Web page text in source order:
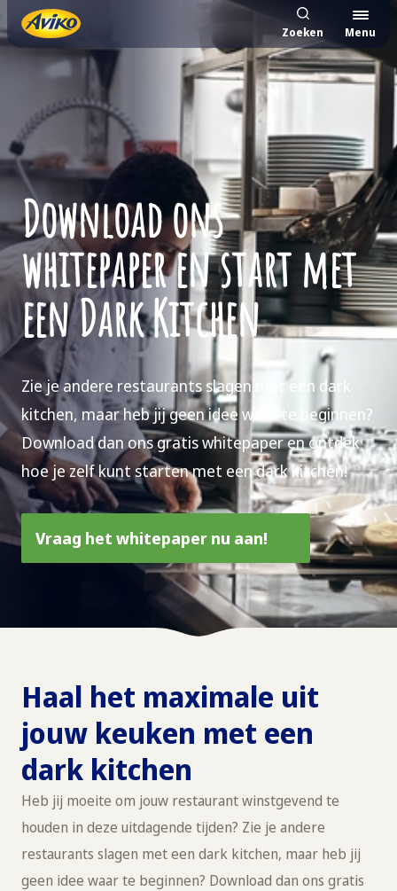
Zoeken Menu
Download ons
whitepaper en start met
een Dark Kitchen
Zie je andere restaurants slagen met een dark
kitchen, maar heb jij geen idee waar te beginnen?
Download dan ons gratis whitepaper en ontdek
hoe je zelf kunt starten met een dark kitchen!
Vraag het whitepaper nu aan!
Haal het maximale uit
jouw keuken met een
dark kitchen
Heb jij moeite om jouw restaurant winstgevend te
houden in deze uitdagende tijden? Zie je andere
restaurants slagen met een dark kitchen, maar heb jij
geen idee waar te beginnen? Download dan ons gratis